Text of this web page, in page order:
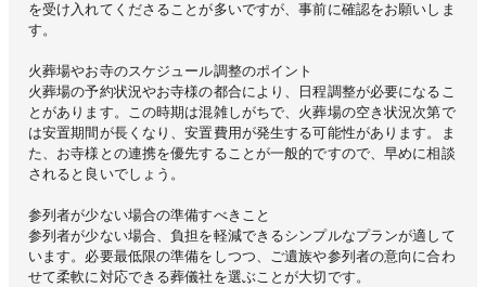
を受け入れてくださることが多いですが、事前に確認をお願いしま
す。
火葬場やお寺のスケジュール調整のポイント
火葬場の予約状況やお寺様の都合により、日程調整が必要になるこ
とがあります。この時期は混雑しがちで、火葬場の空き状況次第で
は安置期間が長くなり、安置費用が発生する可能性があります。ま
た、お寺様との連携を優先することが一般的ですので、早めに相談
されると良いでしょう。
参列者が少ない場合の準備すべきこと
参列者が少ない場合、負担を軽減できるシンプルなプランが適して
います。必要最低限の準備をしつつ、ご遺族や参列者の意向に合わ
せて柔軟に対応できる葬儀社を選ぶことが大切です。